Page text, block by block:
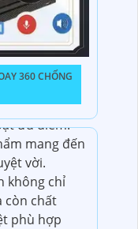
360 CHỐNG
Cho Văn
Rẻ ngoài
ưu điểm.
mang đến
vời.
không chỉ
còn chất
phù hợp